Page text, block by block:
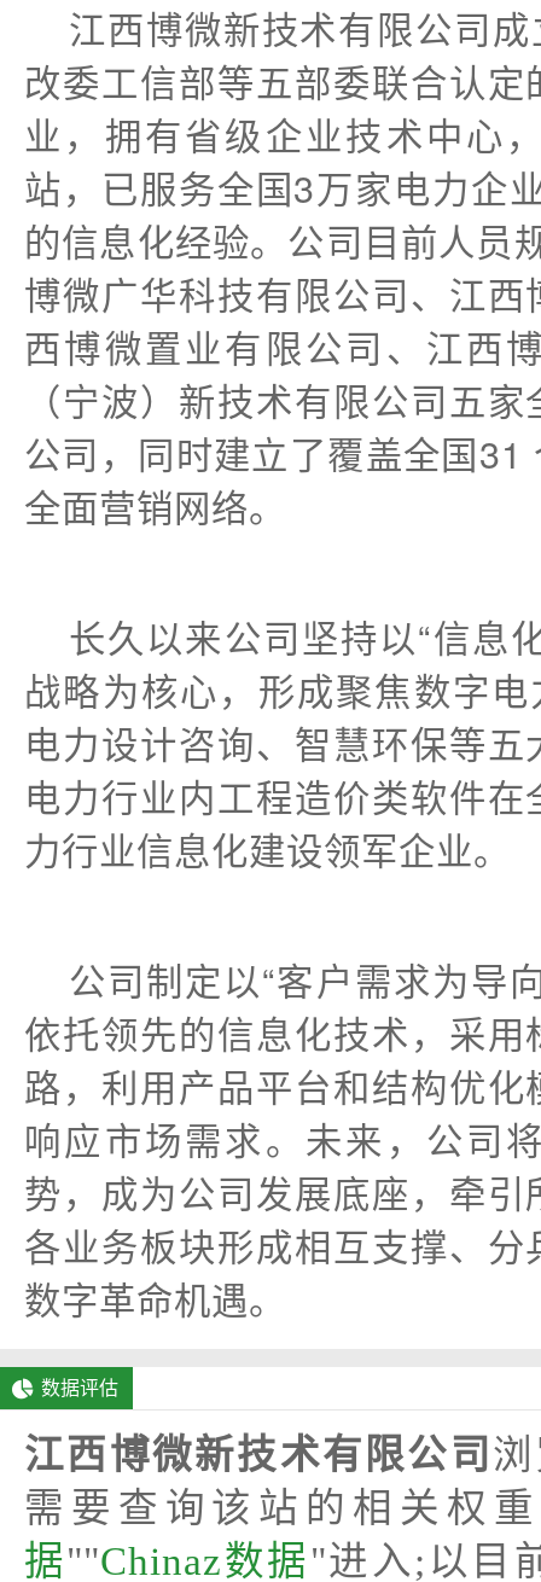
江西博微新技术有限公司
改委工信部等五部委联合认
业，拥有省级企业技术中心
站，已服务全国3万家电力企
的信息化经验。公司目前人员
博微广华科技有限公司、江
西博微置业有限公司、江西
（宁波）新技术有限公司五
公司，同时建立了覆盖全国
全面营销网络。
长久以来公司坚持以“信息
战略为核心，形成聚焦数字
电力设计咨询、智慧环保等
电力行业内工程造价类软件
力行业信息化建设领军企业。
公司制定以“客户需求为导
依托领先的信息化技术，采
路，利用产品平台和结构优
响应市场需求。未来，公司
势，成为公司发展底座，牵
各业务板块形成相互支撑、
数字革命机遇。
数据评估
江西博微新技术有限公司
需要查询该站的相关权
据""Chinaz数据"进入;以目